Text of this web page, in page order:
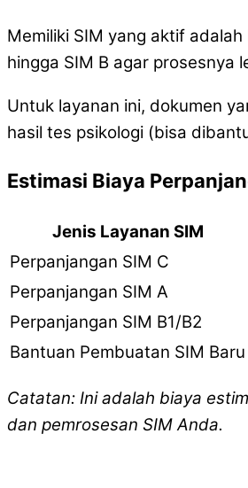
Memiliki SIM yang aktif
hingga SIM B agar prosesnya
Untuk layanan ini, dokumen
hasil tes psikologi (bisa
Estimasi Biaya
Jenis Layanan SIM
Perpanjangan SIM C
Perpanjangan SIM A
Perpanjangan SIM B1/B2
Bantuan Pembuatan SIM Baru
Catatan: Ini adalah biaya
dan pemrosesan SIM Anda.